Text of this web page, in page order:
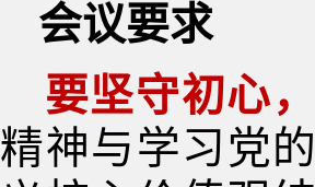
会议要求
要坚守初心
精神与学习党